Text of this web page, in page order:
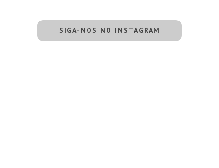
SIGA-NOS NO INSTAGRAM